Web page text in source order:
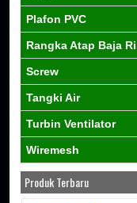
Plafon PVC
Rangka Atap Baja
Screw
Tangki Air
Turbin Ventilator
Wiremesh
Produk Terbaru